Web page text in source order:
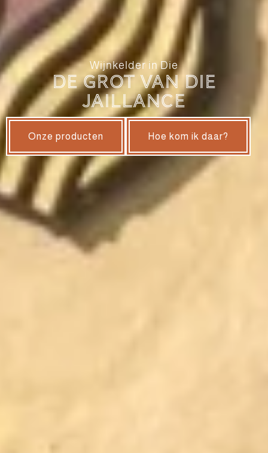
Wijnkelder in Die
De Grot van Die
Jaillance
Onze producten Hoe kom ik daar?